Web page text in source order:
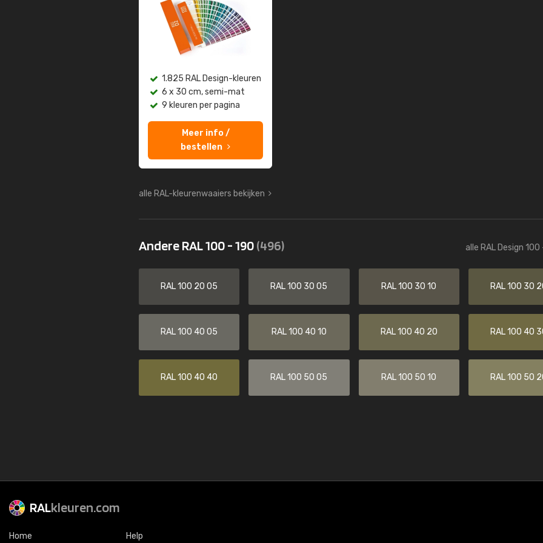
1.825 RAL Design-kleuren
6 x 30 cm, semi-mat
9 kleuren per pagina
Meer info /
bestellen
alle RAL-kleurenwaaiers bekijken
Andere RAL 100 - 190(496) alle RAL Design 100
RAL 100 20 05 RAL 100 30 05 RAL 100 30 10 RAL 100 30
RAL 100 40 05 RAL 100 40 10 RAL 100 40 20 RAL 100 40
RAL 100 40 40 RAL 100 50 05 RAL 100 50 10 RAL 100 50
RALkleuren.com
Home Help